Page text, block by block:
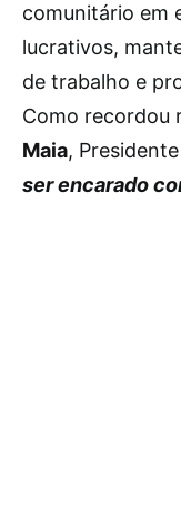
comunitário em
lucrativos,
de trabalho e
Como recordou
Maia,
ser encarado